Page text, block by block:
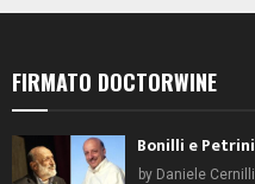
FIRMATO DOCTORWINE
Bonilli e Petrini
by Daniele Cernilli